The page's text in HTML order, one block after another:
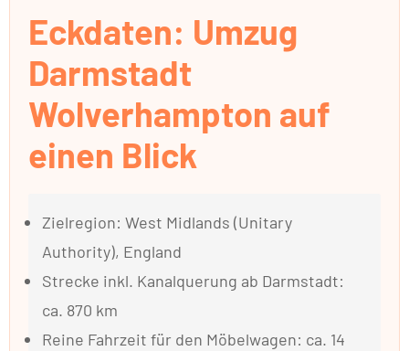
Eckdaten: Umzug
Darmstadt
Wolverhampton auf
einen Blick
Zielregion: West Midlands (Unitary
Authority), England
Strecke inkl. Kanalquerung ab Darmstadt:
ca. 870 km
Reine Fahrzeit für den Möbelwagen: ca. 14